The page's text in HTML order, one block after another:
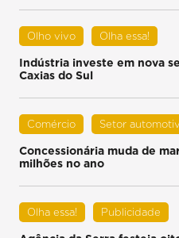
Olho vivo Olha essa!
Indústria investe em nova
Caxias do Sul
Comércio Setor
Concessionária muda de
milhões no ano
Olha essa! Publicidade